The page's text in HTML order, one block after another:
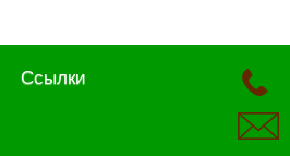
Ссылки